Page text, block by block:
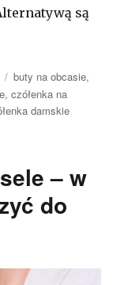
są
Tagi
buty na obcasie,
,czółenka na
damskie
– w
do